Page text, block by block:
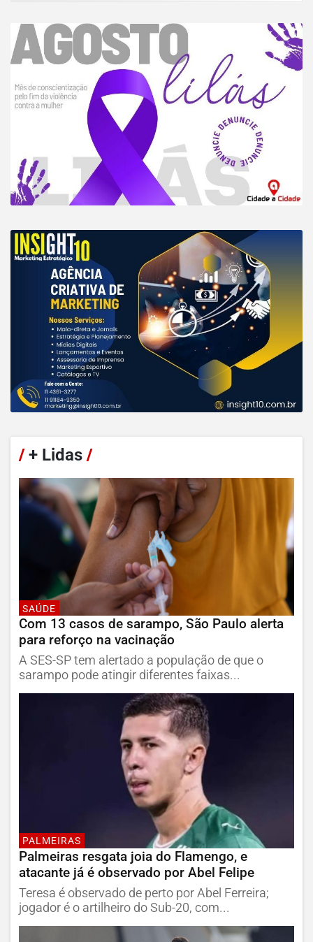
/+ Lidas /
SAÚDE
Com 13 casos de sarampo, São Paulo alerta
para reforço na vacinação
A SES-SP tem alertado a população de que o
sarampo pode atingir diferentes faixas...
PALMEIRAS
Palmeiras resgata joia do Flamengo, e
atacante já é observado por Abel Felipe
Teresa é observado de perto por Abel Ferreira;
jogador é o artilheiro do Sub-20, com...